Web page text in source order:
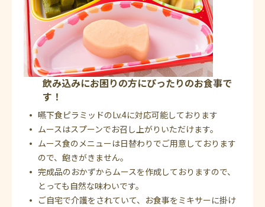
飲み込みにお困りの方にぴったりのお食事で
す！
嚥下食ピラミッドのLv.4に対応可能しております
ムースはスプーンでお召し上がりいただけます。
ムース食のメニューは日替わりでご用意しております
ので、飽きがきません。
完成品のおかずからムースを作成しておりますので、
とっても自然な味わいです。
ご自宅で介護をされていて、お食事をミキサーに掛け